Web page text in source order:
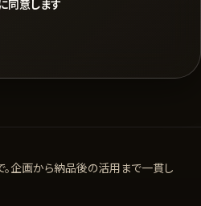
同意します
。企画から納品後の活用まで一貫し